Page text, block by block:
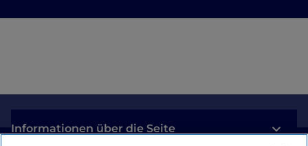
Informationen über die Seite